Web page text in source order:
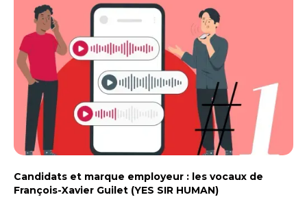
tu veux recruter avec toi ?
ELIOR
On a pas mal de besoins de
recrutement en ce moment, avec
des équipes assez jeunes. On recrute
des stagiaires de deux mois ou des
alternants. Effectivement, on a eu
plein d’idées et de concepts
audacieux, c’est ainsi qu’on qualifie
Candidats et marque employeur : les vocaux de
François-Xavier Guilet (YES SIR HUMAN)